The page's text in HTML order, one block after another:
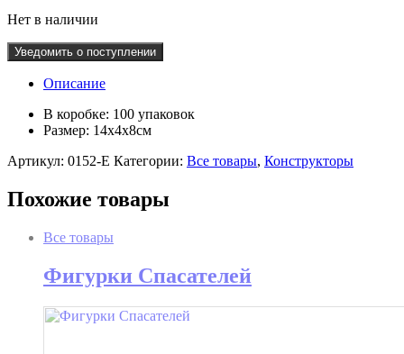
Нет в наличии
Уведомить о поступлении
Описание
В коробке: 100 упаковок
Размер: 14х4х8см
Артикул: 0152-E Категории: Все товары, Конструкторы
Похожие товары
Все товары
Фигурки Спасателей